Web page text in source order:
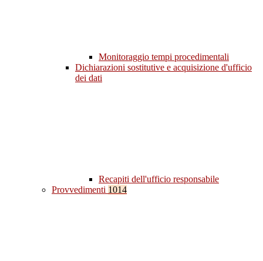
Monitoraggio tempi procedimentali
Dichiarazioni sostitutive e acquisizione d'ufficio
dei dati
Recapiti dell'ufficio responsabile
Provvedimenti 1014